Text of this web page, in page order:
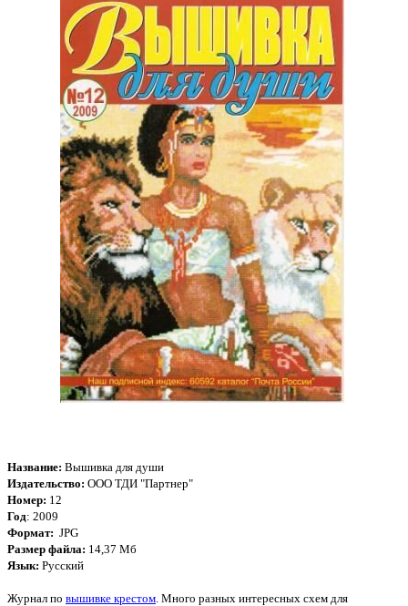
Название: Вышивка для души
Издательство: ООО ТДИ "Партнер"
Номер: 12
Год: 2009
Формат: JPG
Размер файла: 14,37 Мб
Язык: Русский
Журнал по вышивке крестом . Много разных интересных схем для